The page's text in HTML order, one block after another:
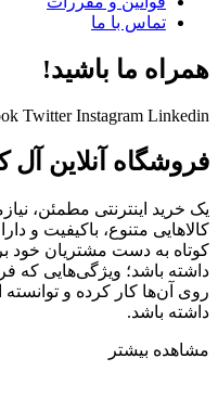
تماس با ما
همراه ما باشید!
Twitter Instagram Linkedin
فروشگاه آنلاین آل
یک خرید اینترنتی مطمئن،
کالاهایی متنوع، باکیفیت و
کوتاه به دست مشتریان خود
داشته باشد؛ ویژگی‌هایی که
روی آن‌ها کار کرده و
داشته باشد.
مشاهده بیشتر